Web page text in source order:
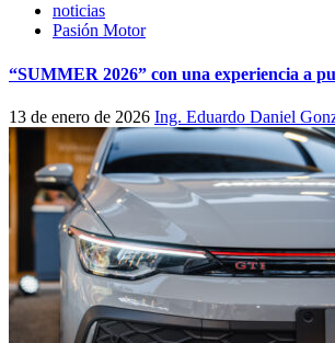
noticias
Pasión Motor
“SUMMER 2026” con una experiencia a
13 de enero de 2026 Ing. Eduardo Daniel